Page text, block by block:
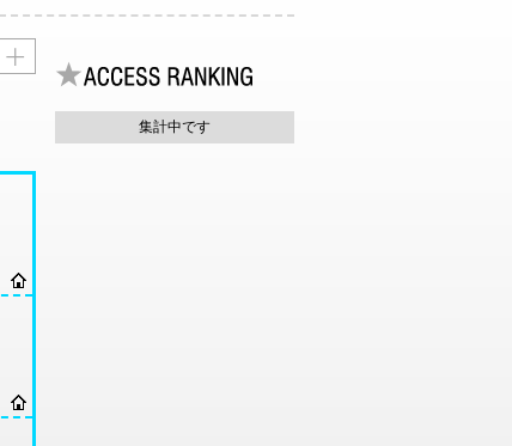
集計中です